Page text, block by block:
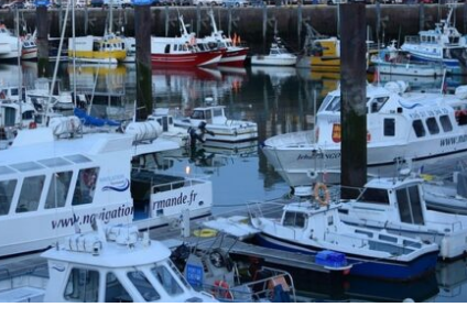
[ 5 août 2026 20 h 24 min ] AIN : près de 350 impacts de foudre mardi soir.
[ 6 août 2026 16 h 13 min ] Août : tous les fruits de saison dont il faut